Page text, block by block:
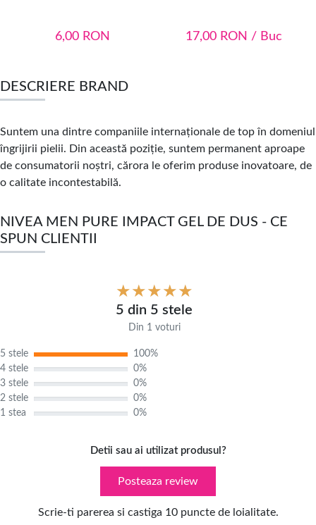
6,00 RON 17,00 RON / Buc
DESCRIERE BRAND
Suntem una dintre companiile internaționale de top în domeniul
îngrijirii pielii. Din această poziție, suntem permanent aproape
de consumatorii noștri, cărora le oferim produse inovatoare, de
o calitate incontestabilă.
NIVEA MEN PURE IMPACT GEL DE DUS - CE
SPUN CLIENTII
5 din 5 stele
Din 1 voturi
5 stele
100%
4 stele
0%
3 stele
0%
2 stele
0%
1 stea
0%
Detii sau ai utilizat produsul?
Posteaza review
Scrie-ti parerea si castiga 10 puncte de loialitate.